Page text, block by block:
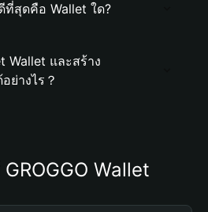
ที่สุดคือ Wallet ใด?
Wallet และสร้าง
ย่างไร？
Wallet